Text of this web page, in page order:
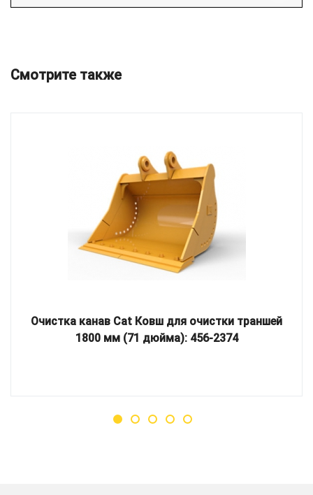
Смотрите также
Очистка канав Cat Ковш для очистки траншей
1800 мм (71 дюйма): 456-2374